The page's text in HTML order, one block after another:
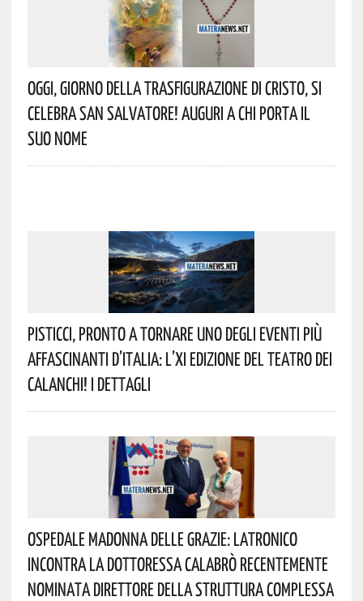
Oggi, Giorno Della Trasfigurazione Di Cristo, Si
Celebra San Salvatore! Auguri A Chi Porta Il
Suo Nome
Pisticci, Pronto A Tornare Uno Degli Eventi Più
Affascinanti D’Italia: L’XI Edizione Del Teatro Dei
Calanchi! I Dettagli
Ospedale Madonna Delle Grazie: Latronico
Incontra La Dottoressa Calabrò Recentemente
Nominata Direttore Della Struttura Complessa